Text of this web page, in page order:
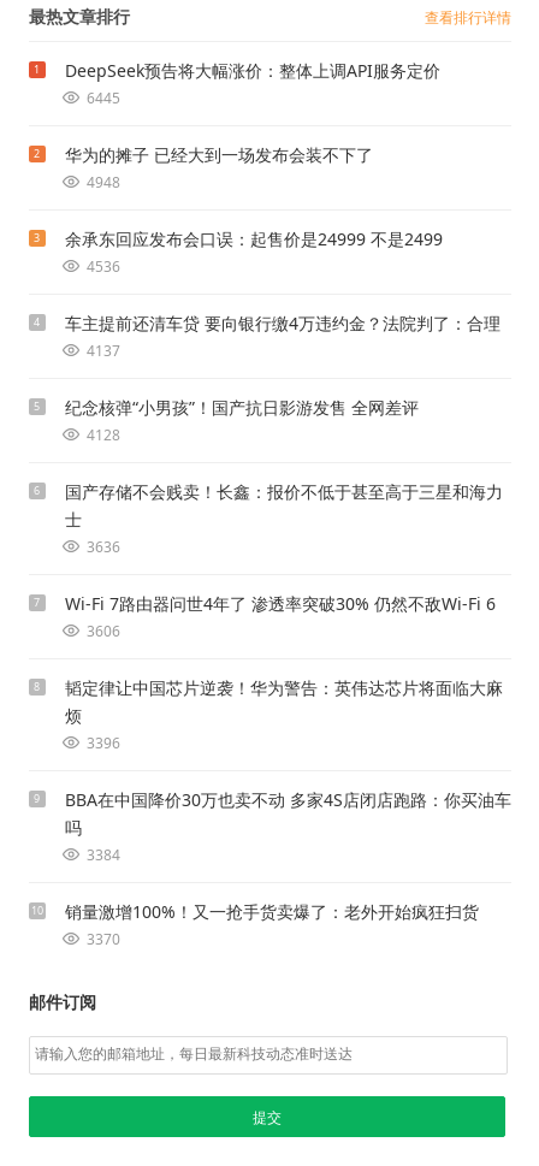
最热文章排行 查看排行详情
1 DeepSeek预告将大幅涨价：整体上调API服务定价
6445
2 华为的摊子 已经大到一场发布会装不下了
4948
3 余承东回应发布会口误：起售价是24999 不是2499
4536
4 车主提前还清车贷 要向银行缴4万违约金？法院判了：合理
4137
5 纪念核弹“小男孩”！国产抗日影游发售 全网差评
4128
6
国产存储不会贱卖！长鑫：报价不低于甚至高于三星和海力
士
3636
7 Wi-Fi 7路由器问世4年了 渗透率突破30% 仍然不敌Wi-Fi 6
3606
8
韬定律让中国芯片逆袭！华为警告：英伟达芯片将面临大麻
烦
3396
9
BBA在中国降价30万也卖不动 多家4S店闭店跑路：你买油车
吗
3384
10 销量激增100%！又一抢手货卖爆了：老外开始疯狂扫货
3370
邮件订阅